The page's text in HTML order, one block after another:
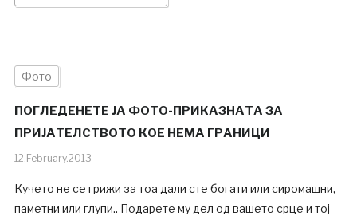
Фото
ПОГЛЕДЕНЕТЕ ЈА ФОТО-ПРИКАЗНАТА ЗА
ПРИЈАТЕЛСТВОТО КОЕ НЕМА ГРАНИЦИ
12.February.2013
Кучето не се грижи за тоа дали сте богати или сиромашни,
паметни или глупи.. Подарете му дел од вашето срце и тој